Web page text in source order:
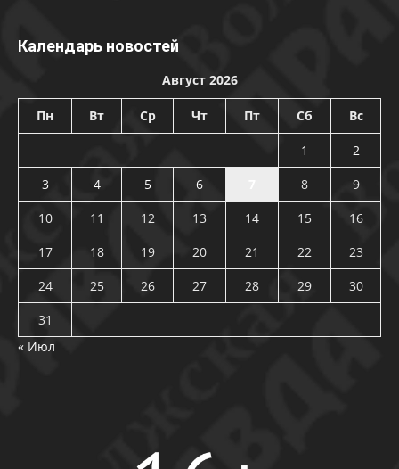
Календарь новостей
Август 2026
Пн Вт Ср Чт Пт Сб Вс
1
2
3
4 5 6 8
9
10
11 12 13 14 15
16
17
18 19 20 21 22
23
24
25 26 27 28 29
30
31
« Июл